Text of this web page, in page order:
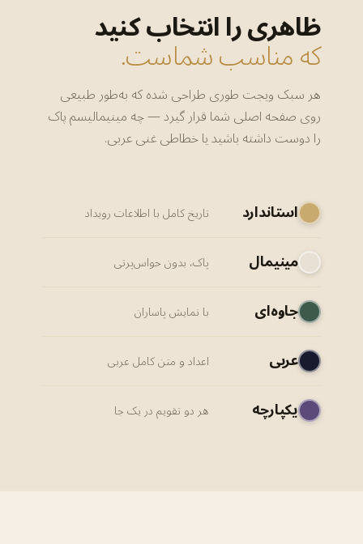
ظاهری را انتخاب کنید
که مناسب شماست.
هر سبک ویجت طوری طراحی شده که به‌طور طبیعی
روی صفحه اصلی شما قرار گیرد — چه مینیمالیسم پاک
را دوست داشته باشید یا خطاطی غنی عربی.
استاندارد تاریخ کامل با اطلاعات رویداد
مینیمال پاک، بدون حواس‌پرتی
جاوه‌ای با نمایش پاساران
عربی اعداد و متن کامل عربی
یکپارچه هر دو تقویم در یک جا